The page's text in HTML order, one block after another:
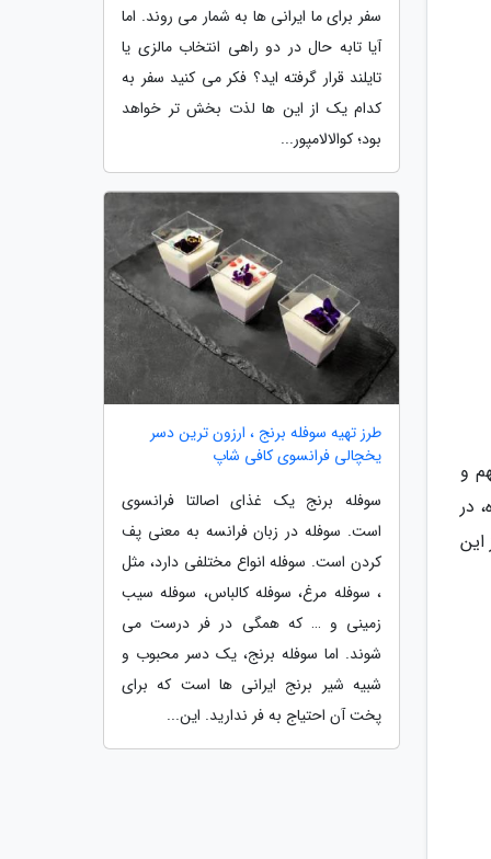
و
در
سفر برای ما ایرانی ها به شمار می روند. اما
آیا تابه حال در دو راهی انتخاب مالزی یا
تایلند قرار گرفته اید؟ فکر می کنید سفر به
کدام یک از این ها لذت بخش تر خواهد
بود؛ کوالالامپور...
طرز تهیه سوفله برنج ، ارزون ترین دسر
یخچالی فرانسوی کافی شاپ
سوفله برنج یک غذای اصالتا فرانسوی
است. سوفله در زبان فرانسه به معنی پف
کردن است. سوفله انواع مختلفی دارد، مثل
، سوفله مرغ، سوفله کالباس، سوفله سیب
زمینی و … که همگی در فر درست می
شوند. اما سوفله برنج، یک دسر محبوب و
شبیه شیر برنج ایرانی ها است که برای
پخت آن احتیاج به فر ندارید. این...